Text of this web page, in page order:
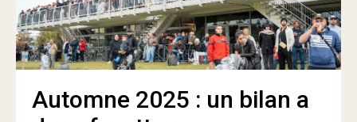
Automne 2025 : un bilan a